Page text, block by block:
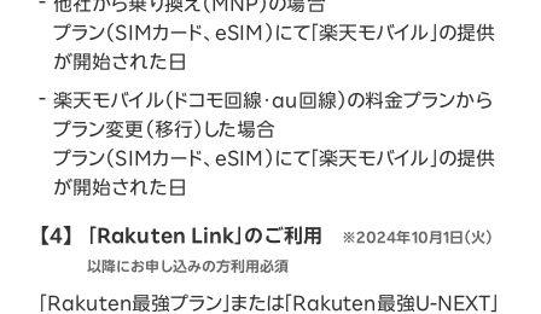
プラン（SIMカード、eSIM）にて「楽天モバイル」の提供
が開始された日
楽天モバイル（ドコモ回線・au回線）の料金プランから
プラン変更（移行）した場合
プラン（SIMカード、eSIM）にて「楽天モバイル」の提供
が開始された日
【4】 「Rakuten Link」のご利用
※2024年10月1日（火）
以降にお申し込みの方利用必須
「Rakuten最強プラン」または「Rakuten最強U-NEXT」